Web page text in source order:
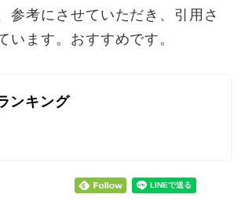
参考にさせていただき、引用さ
います。おすすめです。
ンキング